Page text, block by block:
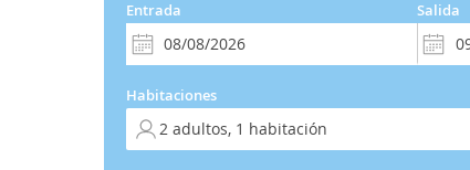
Entrada Salida
Habitaciones